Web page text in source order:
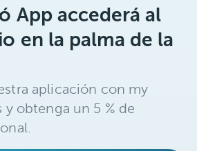
App accederá al
en la palma de la
aplicación con my
y obtenga un 5 % de